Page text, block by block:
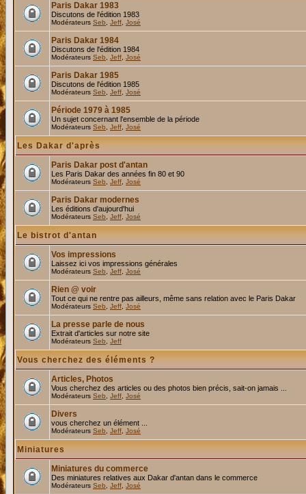
Paris Dakar 1983
Discutons de l'édition 1983
Modérateurs Seb Jeff José
Paris Dakar 1984
Discutons de l'édition 1984
Modérateurs Seb Jeff José
Paris Dakar 1985
Discutons de l'édition 1985
Modérateurs Seb Jeff José
Période 1979 à 1985
Un sujet concernant l'ensemble de la période
Modérateurs Seb Jeff José
Les Dakar d'après
Paris Dakar post d'antan
Les Paris Dakar des années fin 80 et 90
Modérateurs Seb Jeff José
Paris Dakar modernes
Les éditions d'aujourd'hui
Modérateurs Seb Jeff José
Le bistrot d'antan
Vos impressions
Laissez ici vos impressions générales
Modérateurs Seb Jeff José
Rien @ voir
Tout ce qui ne rentre pas ailleurs, même sans relation avec le Paris Dakar
Modérateurs Seb Jeff José
La presse parle de nous
Extrait d'articles sur notre site
Modérateurs Seb Jeff
Vous cherchez des éléments ?
Articles, Photos
Vous cherchez des articles ou des photos bien précis, sait-on jamais ...
Modérateurs Seb Jeff José
Divers
vous cherchez un élément ...
Modérateurs Seb Jeff José
Miniatures
Miniatures du commerce
Des miniatures relatives aux Dakar d'antan dans le commerce
Modérateurs Seb Jeff José